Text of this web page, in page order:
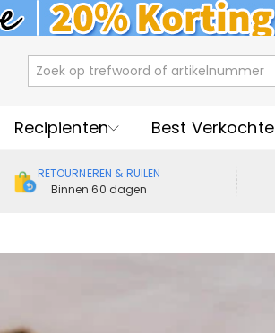
Recipienten Best Verkochte
RETOURNEREN & RUILEN
Binnen 60 dagen